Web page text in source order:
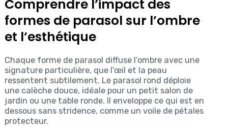
Comprendre l’impact des
formes de parasol sur l’ombre
et l’esthétique
Chaque forme de parasol diffuse l’ombre avec une
signature particulière, que l’œil et la peau
ressentent subtilement. Le parasol rond déploie
une calèche douce, idéale pour un petit salon de
jardin ou une table ronde. Il enveloppe ce qui est en
dessous sans stridence, comme un voile de pétales
protecteur.